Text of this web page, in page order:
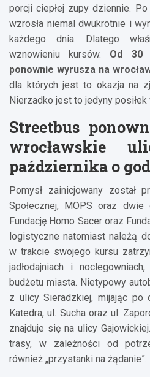
porcji ciepłej zupy dziennie.
wzrosła niemal dwukrotnie i
każdego dnia. Dlatego
wznowieniu kursów. Od 30
ponownie wyrusza na
dla których jest to okazja na
Nierzadko jest to jedyny posiłek
Streetbus
wrocławskie
października o
Pomysł zainicjowany został
Społecznej, MOPS oraz dwie
Fundację Homo Sacer oraz
logistyczne natomiast należą
w trakcie swojego kursu
jadłodajniach i
budżetu miasta. Nietypowy
z ulicy Sieradzkiej, mijając po
Katedra, ul. Sucha oraz ul.
znajduje się na ulicy
trasy, w zależności od
również „przystanki na żądanie”.